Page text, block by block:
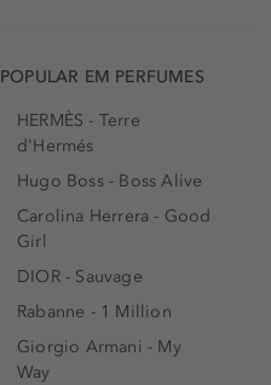
POPULAR EM PERFUMES
HERMÈS - Terre
d'Hermés
Hugo Boss - Boss Alive
Carolina Herrera - Good
Girl
DIOR - Sauvage
Rabanne - 1 Million
Giorgio Armani - My
Way